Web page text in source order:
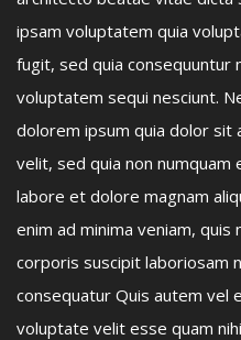
ipsam voluptatem quia
fugit, sed quia consequuntur
voluptatem sequi nesciunt.
dolorem ipsum quia dolor sit
velit, sed quia non
labore et dolore magnam
enim ad minima veniam,
corporis suscipit laboriosam
consequatur Quis autem vel
voluptate velit esse quam